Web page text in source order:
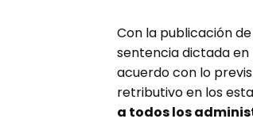
Con la publicación
sentencia dictada
acuerdo con lo
retributivo en los
a todos los